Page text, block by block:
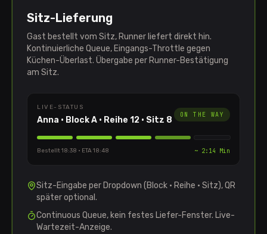
Sitz-Lieferung
Gast bestellt vom Sitz, Runner liefert direkt hin.
Kontinuierliche Queue, Eingangs-Throttle gegen
Küchen-Überlast. Übergabe per Runner-Bestätigung
am Sitz.
LIVE-STATUS
Anna · Block A · Reihe 12 · Sitz 8
ON THE WAY
Bestellt 18:38 · ETA 18:48 ~ 2:14 Min
Sitz-Eingabe per Dropdown (Block · Reihe · Sitz), QR
später optional.
Continuous Queue, kein festes Liefer-Fenster. Live-
Wartezeit-Anzeige.